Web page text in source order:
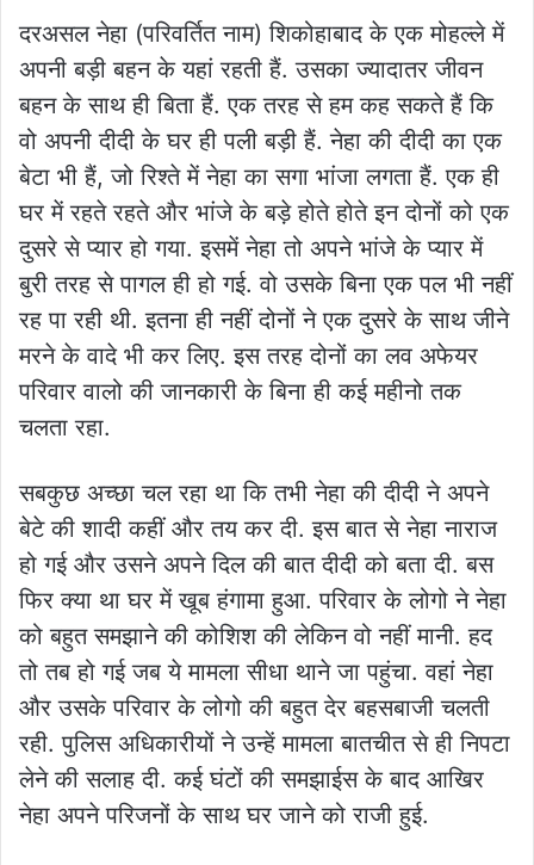
दरअसल नेहा (परिवर्तित नाम) शिकोहाबाद के एक मोहल्ले में
अपनी बड़ी बहन के यहां रहती हैं. उसका ज्यादातर जीवन
बहन के साथ ही बिता हैं. एक तरह से हम कह सकते हैं कि
वो अपनी दीदी के घर ही पली बड़ी हैं. नेहा की दीदी का एक
बेटा भी हैं, जो रिश्ते में नेहा का सगा भांजा लगता हैं. एक ही
घर में रहते रहते और भांजे के बड़े होते होते इन दोनों को एक
दुसरे से प्यार हो गया. इसमें नेहा तो अपने भांजे के प्यार में
बुरी तरह से पागल ही हो गई. वो उसके बिना एक पल भी नहीं
रह पा रही थी. इतना ही नहीं दोनों ने एक दुसरे के साथ जीने
मरने के वादे भी कर लिए. इस तरह दोनों का लव अफेयर
परिवार वालो की जानकारी के बिना ही कई महीनो तक
चलता रहा.
सबकुछ अच्छा चल रहा था कि तभी नेहा की दीदी ने अपने
बेटे की शादी कहीं और तय कर दी. इस बात से नेहा नाराज
हो गई और उसने अपने दिल की बात दीदी को बता दी. बस
फिर क्या था घर में खूब हंगामा हुआ. परिवार के लोगो ने नेहा
को बहुत समझाने की कोशिश की लेकिन वो नहीं मानी. हद
तो तब हो गई जब ये मामला सीधा थाने जा पहुंचा. वहां नेहा
और उसके परिवार के लोगो की बहुत देर बहसबाजी चलती
रही. पुलिस अधिकारीयों ने उन्हें मामला बातचीत से ही निपटा
लेने की सलाह दी. कई घंटों की समझाईस के बाद आखिर
नेहा अपने परिजनों के साथ घर जाने को राजी हुई.